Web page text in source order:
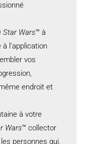
Star Wars™ à
à l’application
vos
endroit et
à votre
Wars™ collector
personnes qui,